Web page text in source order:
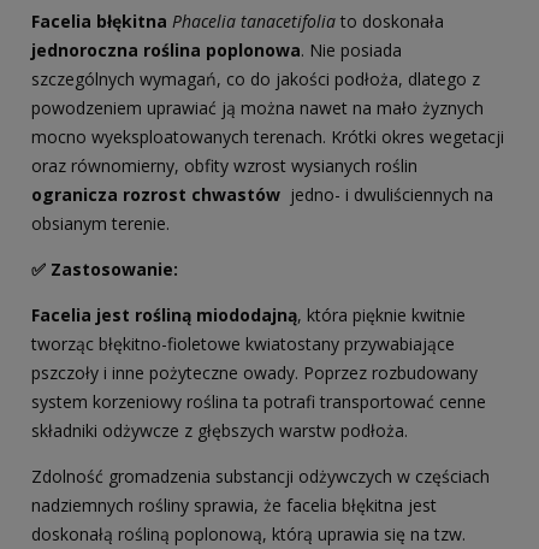
Facelia błękitna Phacelia tanacetifolia to doskonała
jednoroczna roślina poplonowa. Nie posiada
szczególnych wymagań, co do jakości podłoża, dlatego z
powodzeniem uprawiać ją można nawet na mało żyznych
mocno wyeksploatowanych terenach. Krótki okres wegetacji
oraz równomierny, obfity wzrost wysianych roślin
ogranicza rozrost chwastów jedno- i dwuliściennych na
obsianym terenie.
✅ Zastosowanie:
Facelia jest rośliną miododajną, która pięknie kwitnie
tworząc błękitno-fioletowe kwiatostany przywabiające
pszczoły i inne pożyteczne owady. Poprzez rozbudowany
system korzeniowy roślina ta potrafi transportować cenne
składniki odżywcze z głębszych warstw podłoża.
Zdolność gromadzenia substancji odżywczych w częściach
nadziemnych rośliny sprawia, że facelia błękitna jest
doskonałą rośliną poplonową, którą uprawia się na tzw.